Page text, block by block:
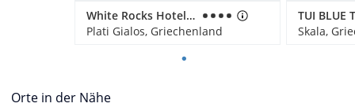
White Rocks Hotel Kefalonia
Plati Gialos, Griechenland
TUI BLUE
Skala,
Orte in der Nähe